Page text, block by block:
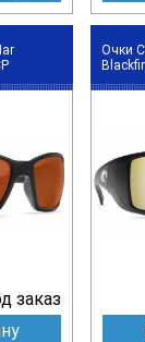
заказ
Очки